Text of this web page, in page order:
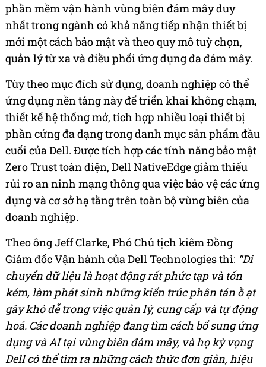
phần mềm vận hành vùng biên đám mây duy
nhất trong ngành có khả năng tiếp nhận thiết bị
mới một cách bảo mật và theo quy mô tuỳ chọn,
quản lý từ xa và điều phối ứng dụng đa đám mây.
Tùy theo mục đích sử dụng, doanh nghiệp có thể
ứng dụng nền tảng này để triển khai không chạm,
thiết kế hệ thống mở, tích hợp nhiều loại thiết bị
phần cứng đa dạng trong danh mục sản phẩm đầu
cuối của Dell. Được tích hợp các tính năng bảo mật
Zero Trust toàn diện, Dell NativeEdge giảm thiểu
rủi ro an ninh mạng thông qua việc bảo vệ các ứng
dụng và cơ sở hạ tầng trên toàn bộ vùng biên của
doanh nghiệp.
Theo ông Jeff Clarke, Phó Chủ tịch kiêm Đồng
Giám đốc Vận hành của Dell Technologies thì: “Di
chuyển dữ liệu là hoạt động rất phức tạp và tốn
kém, làm phát sinh những kiến trúc phân tán ồ ạt
gây khó dễ trong việc quản lý, cung cấp và tự động
hoá. Các doanh nghiệp đang tìm cách bổ sung ứng
dụng và AI tại vùng biên đám mây, và họ kỳ vọng
Dell có thể tìm ra những cách thức đơn giản, hiệu